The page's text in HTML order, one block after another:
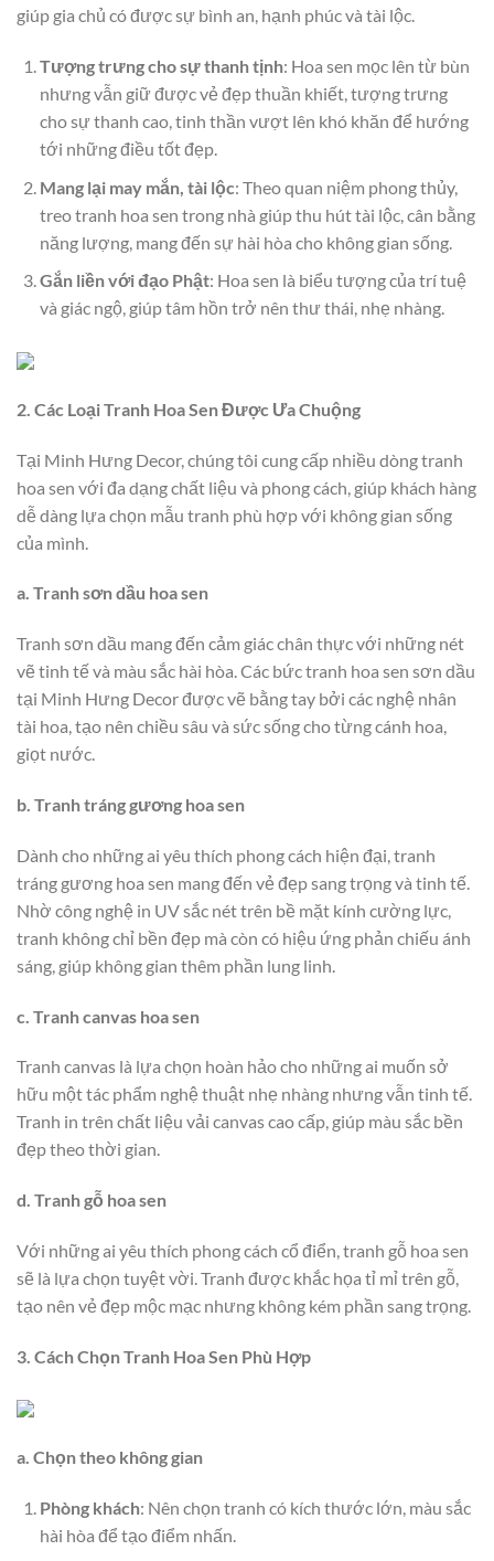
giúp gia chủ có được sự bình an, hạnh phúc và tài lộc.
Tượng trưng cho sự thanh tịnh: Hoa sen mọc lên từ bùn
nhưng vẫn giữ được vẻ đẹp thuần khiết, tượng trưng
cho sự thanh cao, tinh thần vượt lên khó khăn để hướng
tới những điều tốt đẹp.
Mang lại may mắn, tài lộc: Theo quan niệm phong thủy,
treo tranh hoa sen trong nhà giúp thu hút tài lộc, cân bằng
năng lượng, mang đến sự hài hòa cho không gian sống.
Gắn liền với đạo Phật: Hoa sen là biểu tượng của trí tuệ
và giác ngộ, giúp tâm hồn trở nên thư thái, nhẹ nhàng.
2. Các Loại Tranh Hoa Sen Được Ưa Chuộng
Tại Minh Hưng Decor, chúng tôi cung cấp nhiều dòng tranh
hoa sen với đa dạng chất liệu và phong cách, giúp khách hàng
dễ dàng lựa chọn mẫu tranh phù hợp với không gian sống
của mình.
a. Tranh sơn dầu hoa sen
Tranh sơn dầu mang đến cảm giác chân thực với những nét
vẽ tinh tế và màu sắc hài hòa. Các bức tranh hoa sen sơn dầu
tại Minh Hưng Decor được vẽ bằng tay bởi các nghệ nhân
tài hoa, tạo nên chiều sâu và sức sống cho từng cánh hoa,
giọt nước.
b. Tranh tráng gương hoa sen
Dành cho những ai yêu thích phong cách hiện đại, tranh
tráng gương hoa sen mang đến vẻ đẹp sang trọng và tinh tế.
Nhờ công nghệ in UV sắc nét trên bề mặt kính cường lực,
tranh không chỉ bền đẹp mà còn có hiệu ứng phản chiếu ánh
sáng, giúp không gian thêm phần lung linh.
c. Tranh canvas hoa sen
Tranh canvas là lựa chọn hoàn hảo cho những ai muốn sở
hữu một tác phẩm nghệ thuật nhẹ nhàng nhưng vẫn tinh tế.
Tranh in trên chất liệu vải canvas cao cấp, giúp màu sắc bền
đẹp theo thời gian.
d. Tranh gỗ hoa sen
Với những ai yêu thích phong cách cổ điển, tranh gỗ hoa sen
sẽ là lựa chọn tuyệt vời. Tranh được khắc họa tỉ mỉ trên gỗ,
tạo nên vẻ đẹp mộc mạc nhưng không kém phần sang trọng.
3. Cách Chọn Tranh Hoa Sen Phù Hợp
a. Chọn theo không gian
Phòng khách: Nên chọn tranh có kích thước lớn, màu sắc
hài hòa để tạo điểm nhấn.